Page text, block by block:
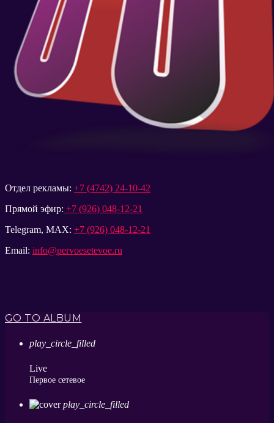
Отдел рекламы: +7 (4742) 24-10-42
Прямой эфир: +7 (926) 048-12-21
Telegram, MAX: +7 (926) 048-12-21
Email: info@pervoesetevoe.ru
GO TO ALBUM
play_circle_filled
Live
Первое сетевое
play_circle_filled